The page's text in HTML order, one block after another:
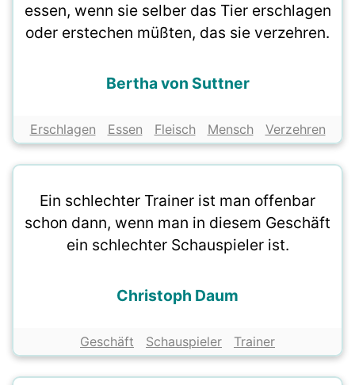
essen, wenn sie selber das Tier erschlagen
oder erstechen müßten, das sie verzehren.
Bertha von Suttner
Erschlagen Essen Fleisch Mensch Verzehren
Ein schlechter Trainer ist man offenbar
schon dann, wenn man in diesem Geschäft
ein schlechter Schauspieler ist.
Christoph Daum
Geschäft Schauspieler Trainer